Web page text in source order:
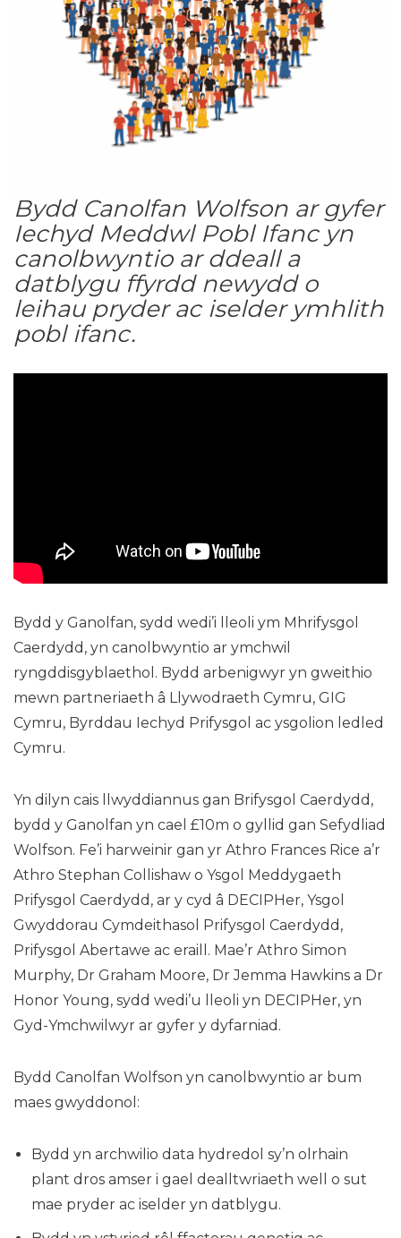
Bydd Canolfan Wolfson ar gyfer
Iechyd Meddwl Pobl Ifanc yn
canolbwyntio ar ddeall a
datblygu ffyrdd newydd o
leihau pryder ac iselder ymhlith
pobl ifanc.
Bydd y Ganolfan, sydd wedi’i lleoli ym Mhrifysgol
Caerdydd, yn canolbwyntio ar ymchwil
ryngddisgyblaethol. Bydd arbenigwyr yn gweithio
mewn partneriaeth â Llywodraeth Cymru, GIG
Cymru, Byrddau Iechyd Prifysgol ac ysgolion ledled
Cymru.
Yn dilyn cais llwyddiannus gan Brifysgol Caerdydd,
bydd y Ganolfan yn cael £10m o gyllid gan Sefydliad
Wolfson. Fe’i harweinir gan yr Athro Frances Rice a’r
Athro Stephan Collishaw o Ysgol Meddygaeth
Prifysgol Caerdydd, ar y cyd â DECIPHer, Ysgol
Gwyddorau Cymdeithasol Prifysgol Caerdydd,
Prifysgol Abertawe ac eraill. Mae’r Athro Simon
Murphy, Dr Graham Moore, Dr Jemma Hawkins a Dr
Honor Young, sydd wedi’u lleoli yn DECIPHer, yn
Gyd-Ymchwilwyr ar gyfer y dyfarniad.
Bydd Canolfan Wolfson yn canolbwyntio ar bum
maes gwyddonol:
Bydd yn archwilio data hydredol sy’n olrhain
plant dros amser i gael dealltwriaeth well o sut
mae pryder ac iselder yn datblygu.